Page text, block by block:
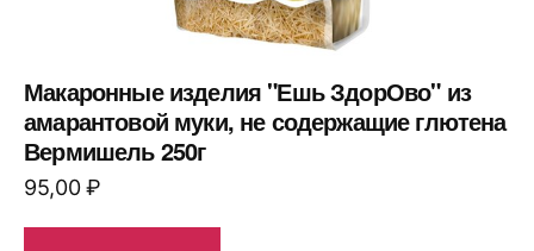
Макаронные изделия "Ешь ЗдорОво" из
амарантовой муки, не содержащие глютена
Вермишель 250г
95,00₽